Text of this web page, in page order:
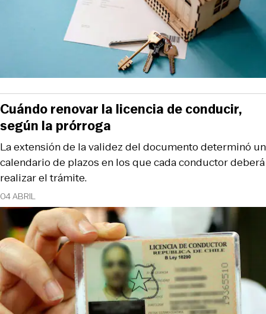
04 ABRIL
La extensión de la validez del documento determinó un
calendario de plazos en los que cada conductor deberá
realizar el trámite.
Cuándo renovar la licencia de conducir,
según la prórroga